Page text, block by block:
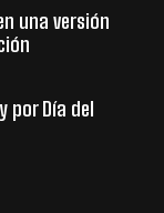
una versión
por Día del